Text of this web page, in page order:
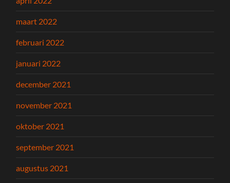
maart 2022
februari 2022
januari 2022
december 2021
november 2021
oktober 2021
september 2021
augustus 2021